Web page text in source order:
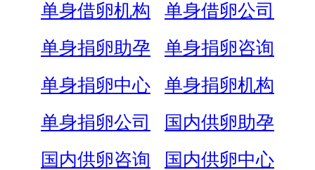
单身借卵机构
单身借卵公司
单身捐卵助孕
单身捐卵咨询
单身捐卵中心
单身捐卵机构
单身捐卵公司
国内供卵助孕
国内供卵咨询
国内供卵中心